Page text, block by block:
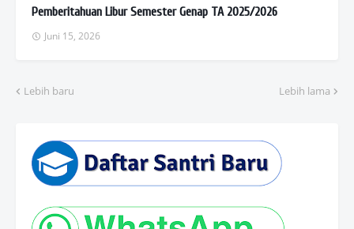
Pemberitahuan Libur Semester Genap TA 2025/2026
Juni 15, 2026
Lebih baru Lebih lama